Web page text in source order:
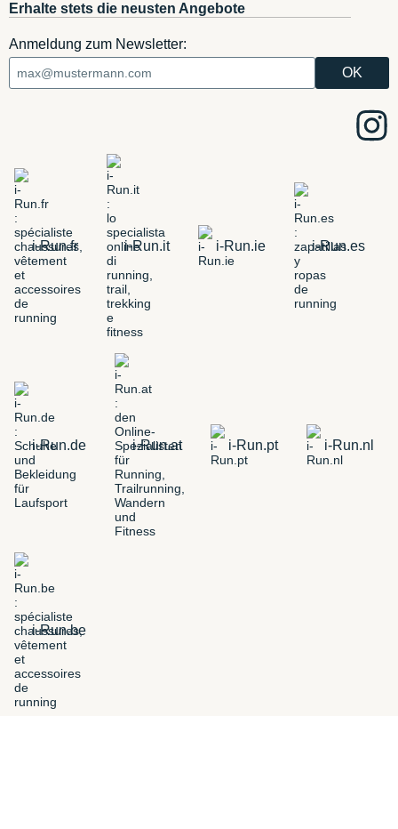
Erhalte stets die neusten Angebote
Anmeldung zum Newsletter:
i-Run.fr i-Run.it i-Run.ie i-Run.es
i-Run.de i-Run.at i-Run.pt i-Run.nl
i-Run.be